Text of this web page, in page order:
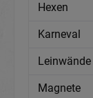
Hexen
Karneval
Leinwände
Magnete